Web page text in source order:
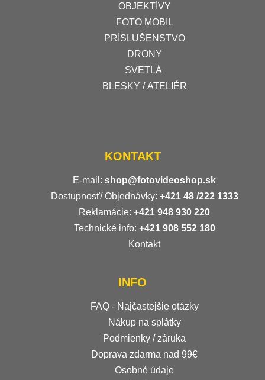
OBJEKTÍVY
FOTO MOBIL
PRÍSLUŠENSTVO
DRONY
SVETLÁ
BLESKY / ATELIÉR
KONTAKT
E-mail: shop@fotovideoshop.sk
Dostupnosť/ Objednávky: +421 48 /222 1333
Reklamácie: +421 948 930 220
Technické info: +421 908 552 180
Kontakt
INFO
FAQ - Najčastejšie otázky
Nákup na splátky
Podmienky / záruka
Doprava zdarma nad 99€
Osobné údaje